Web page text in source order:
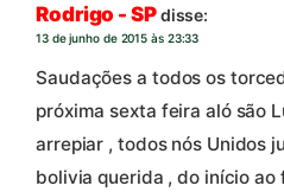
Rodrigo - SPdisse:
13 de junho de 2015 às 23:33
Saudações a todos os
próxima sexta feira aló são
arrepiar , todos nós Unidos
bolivia querida , do início